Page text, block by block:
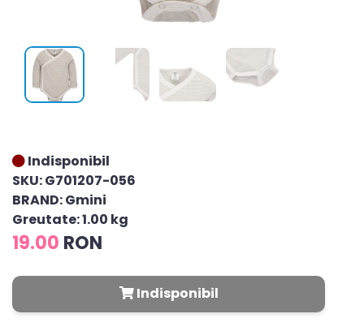
Indisponibil
SKU: G701207-056
BRAND: Gmini
Greutate: 1.00 kg
19.00 RON
Indisponibil